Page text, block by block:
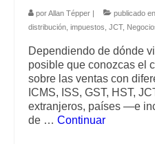
porAllan Tépper publicado
distribución impuestos JCT,
Dependiendo de dónde
posible que conozcas el
sobre las ventas con
ICMS, ISS, GST, HST,
extranjeros, países —e
de … Continuar